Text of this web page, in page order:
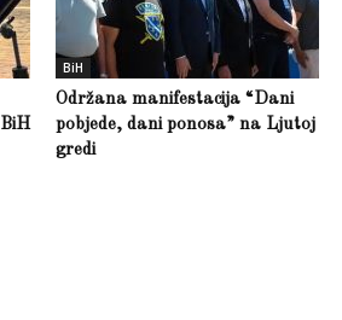
BiH
Održana manifestacija “Dani
pobjede, dani ponosa” na Ljutoj
gredi